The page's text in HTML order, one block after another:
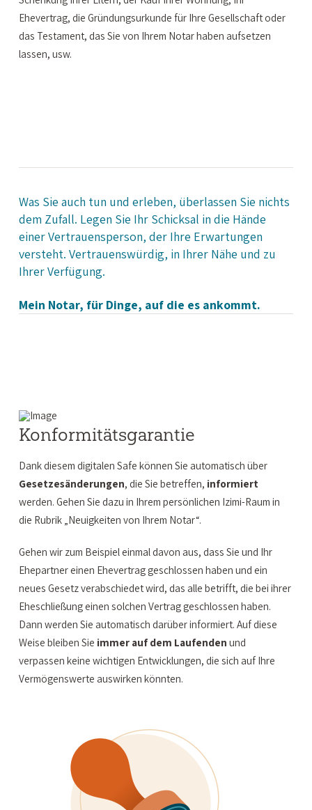
Ehevertrag, die Gründungsurkunde für Ihre Gesellschaft oder
das Testament, das Sie von Ihrem Notar haben aufsetzen
lassen, usw.
Was Sie auch tun und erleben, überlassen Sie nichts
dem Zufall. Legen Sie Ihr Schicksal in die Hände
einer Vertrauensperson, der Ihre Erwartungen
versteht. Vertrauenswürdig, in Ihrer Nähe und zu
Ihrer Verfügung.
Mein Notar, für Dinge, auf die es ankommt.
Konformitätsgarantie
Dank diesem digitalen Safe können Sie automatisch über
Gesetzesänderungen, die Sie betreffen, informiert
werden. Gehen Sie dazu in Ihrem persönlichen Izimi-Raum in
die Rubrik „Neuigkeiten von Ihrem Notar“.
Gehen wir zum Beispiel einmal davon aus, dass Sie und Ihr
Ehepartner einen Ehevertrag geschlossen haben und ein
neues Gesetz verabschiedet wird, das alle betrifft, die bei ihrer
Eheschließung einen solchen Vertrag geschlossen haben.
Dann werden Sie automatisch darüber informiert. Auf diese
Weise bleiben Sie immer auf dem Laufenden und
verpassen keine wichtigen Entwicklungen, die sich auf Ihre
Vermögenswerte auswirken könnten.